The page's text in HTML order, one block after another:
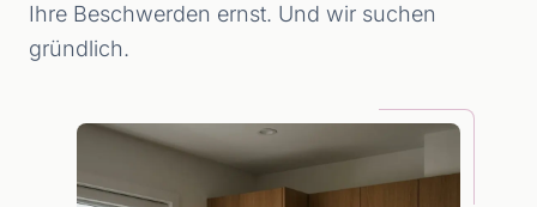
Ihre Beschwerden ernst. Und wir suchen
gründlich.